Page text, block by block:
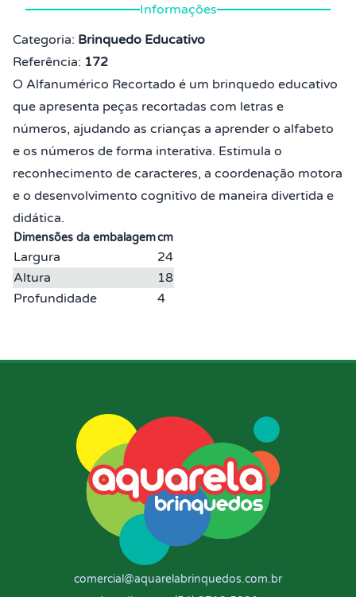
Informações
Categoria: Brinquedo Educativo
Referência: 172
O Alfanumérico Recortado é um brinquedo educativo
que apresenta peças recortadas com letras e
números, ajudando as crianças a aprender o alfabeto
e os números de forma interativa. Estimula o
reconhecimento de caracteres, a coordenação motora
e o desenvolvimento cognitivo de maneira divertida e
didática.
Dimensões da embalagemcm
Largura
24
Altura
18
Profundidade
4
comercial@aquarelabrinquedos.com.br